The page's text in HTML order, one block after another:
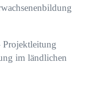
Projektleitung
im ländlichen